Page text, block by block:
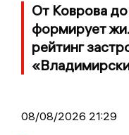
От Коврова
формирует
рейтинг
08/08/2026 21:29